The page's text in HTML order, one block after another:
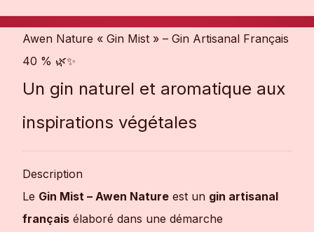
Awen Nature « Gin Mist » – Gin Artisanal Français
40 % 🌿✨
Un gin naturel et aromatique aux
inspirations végétales
Description
Le Gin Mist – Awen Nature est un gin artisanal
français élaboré dans une démarche